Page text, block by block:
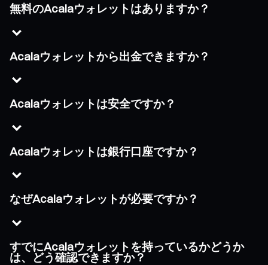
無料のAcalaウォレットはありますか？
Acalaウォレットから出金できますか？
Acalaウォレットは安全ですか？
Acalaウォレットは銀行口座ですか？
なぜAcalaウォレットが必要ですか？
すでにAcalaウォレットを持っているかどうか
は、どう確認できますか？